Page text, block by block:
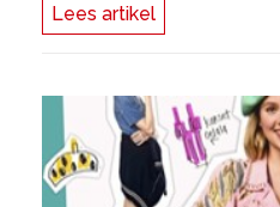
Lees artikel